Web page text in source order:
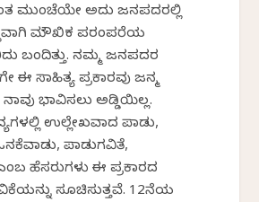
ಮುಂಚೆಯೇ ಅದು ಜನಪದರಲ್ಲಿ
ಮೌಖಿಕ ಪರಂಪರೆಯ
ಬಂದಿತ್ತು. ನಮ್ಮ ಜನಪದರ
ಈ ಸಾಹಿತ್ಯ ಪ್ರಕಾರವು ಜನ್ಮ
ಭಾವಿಸಲು ಅಡ್ಡಿಯಿಲ್ಲ.
ಉಲ್ಲೇಖವಾದ ಪಾಡು,
ಪಾಡುಗವಿತೆ,
ಹೆಸರುಗಳು ಈ ಪ್ರಕಾರದ
ಸೂಚಿಸುತ್ತವೆ. 12ನೆಯ